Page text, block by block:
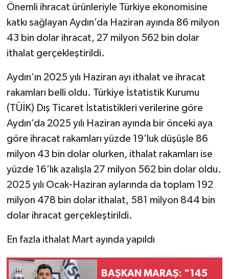
Önemli ihracat ürünleriyle Türkiye ekonomisine
katkı sağlayan Aydın’da Haziran ayında 86 milyon
43 bin dolar ihracat, 27 milyon 562 bin dolar
ithalat gerçekleştirildi.
Aydın’ın 2025 yılı Haziran ayı ithalat ve ihracat
rakamları belli oldu. Türkiye İstatistik Kurumu
(TÜİK) Dış Ticaret İstatistikleri verilerine göre
Aydın’da 2025 yılı Haziran ayında bir önceki aya
göre ihracat rakamları yüzde 19’luk düşüşle 86
milyon 43 bin dolar olurken, ithalat rakamları ise
yüzde 16’lık azalışla 27 milyon 562 bin dolar oldu.
2025 yılı Ocak-Haziran aylarında da toplam 192
milyon 478 bin dolar ithalat, 581 milyon 844 bin
dolar ihracat gerçekleştirildi.
En fazla ithalat Mart ayında yapıldı
BAŞKAN MARAŞ: "145